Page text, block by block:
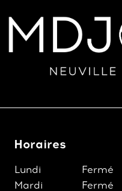
Horaires
Lundi
Fermé
Mardi
Fermé